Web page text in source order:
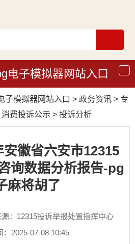
导
航
电子模拟器网站入口
子模拟器网站入口 > 政务资讯 > 专
消费投诉公示 > 投诉分析
徽省六安市12315
询数据分析报告-pg
麻将胡了
：12315投诉举报处置指挥中心
：2025-07-08 10:45